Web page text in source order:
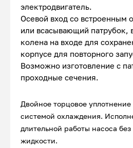
электродвигатель.
Осевой вход со встроенным
или всасывающий патрубок,
колена на входе для
корпусе для повторного
Возможно изготовление с
проходные сечения.
Двойное торцовое
системой охлаждения.
длительной работы насоса
жидкости.